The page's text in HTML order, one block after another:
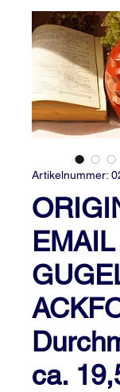
Artikelnummer:
EMAIL
ca.